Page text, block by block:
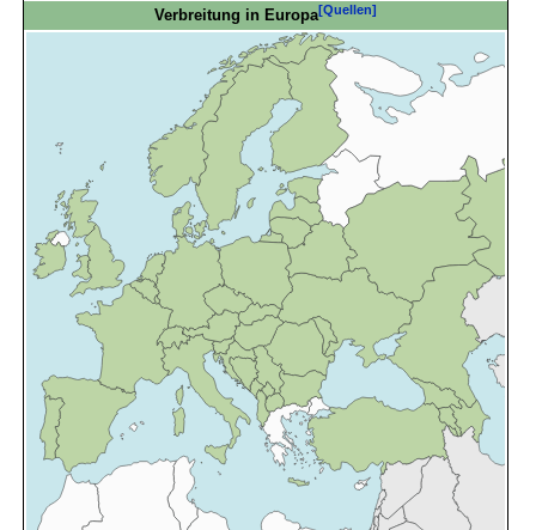
Verbreitung in Europa[Quellen]